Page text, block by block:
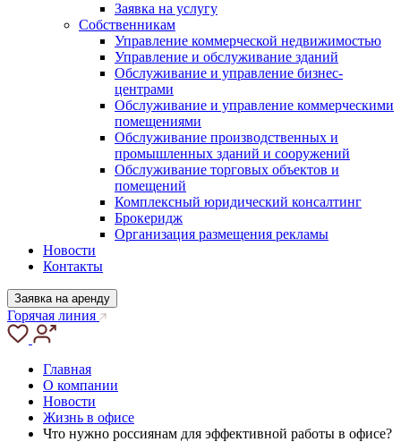
Заявка на услугу
Собственникам
Управление коммерческой недвижимостью
Управление и обслуживание зданий
Обслуживание и управление бизнес-
центрами
Обслуживание и управление коммерческими
помещениями
Обслуживание производственных и
промышленных зданий и сооружений
Обслуживание торговых объектов и
помещений
Комплексный юридический консалтинг
Брокеридж
Организация размещения рекламы
Новости
Контакты
Заявка на аренду
Горячая линия
Главная
О компании
Новости
Жизнь в офисе
Что нужно россиянам для эффективной работы в офисе?